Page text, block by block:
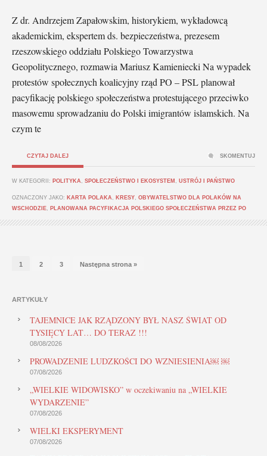
Z dr. Andrzejem Zapałowskim, historykiem, wykładowcą
akademickim, ekspertem ds. bezpieczeństwa, prezesem
rzeszowskiego oddziału Polskiego Towarzystwa
Geopolitycznego, rozmawia Mariusz Kamieniecki Na wypadek
protestów społecznych koalicyjny rząd PO – PSL planował
pacyfikację polskiego społeczeństwa protestującego przeciwko
masowemu sprowadzaniu do Polski imigrantów islamskich. Na
czym te
CZYTAJ DALEJ
W KATEGORII: POLITYKA SPOŁECZEŃSTWO I EKOSYSTEM USTRÓJ I PAŃSTWO
OZNACZONY JAKO: KARTA POLAKA KRESY OBYWATELSTWO DLA POLAKÓW NA
WSCHODZIE
PLANOWANA PACYFIKACJA POLSKIEGO SPOŁECZEŃSTWA PRZEZ PO
SKOMENTUJ
1 2 3 Następna strona »
ARTYKUŁY
TAJEMNICE JAK RZĄDZONY BYŁ NASZ ŚWIAT OD
TYSIĘCY LAT… DO TERAZ !!!
08/08/2026
PROWADZENIE LUDZKOŚCI DO WZNIESIENIA￼ ￼
07/08/2026
„WIELKIE WIDOWISKO” w oczekiwaniu na „WIELKIE
WYDARZENIE”
07/08/2026
WIELKI EKSPERYMENT
07/08/2026